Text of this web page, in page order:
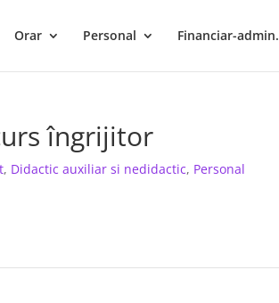
Orar Personal Financiar-admin.
îngrijitor
, Didactic auxiliar si nedidactic, Personal